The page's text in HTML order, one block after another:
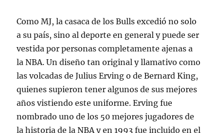
Como MJ, la casaca de los Bulls excedió no solo
a su país, sino al deporte en general y puede ser
vestida por personas completamente ajenas a
la NBA. Un diseño tan original y llamativo como
las volcadas de Julius Erving o de Bernard King,
quienes supieron tener algunos de sus mejores
años vistiendo este uniforme. Erving fue
nombrado uno de los 50 mejores jugadores de
la historia de la NBA y en 1993 fue incluido en el